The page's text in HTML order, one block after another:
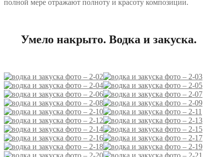
полной мере отражают полноту и красоту композиции.
Умело накрыто. Водка и закуска.